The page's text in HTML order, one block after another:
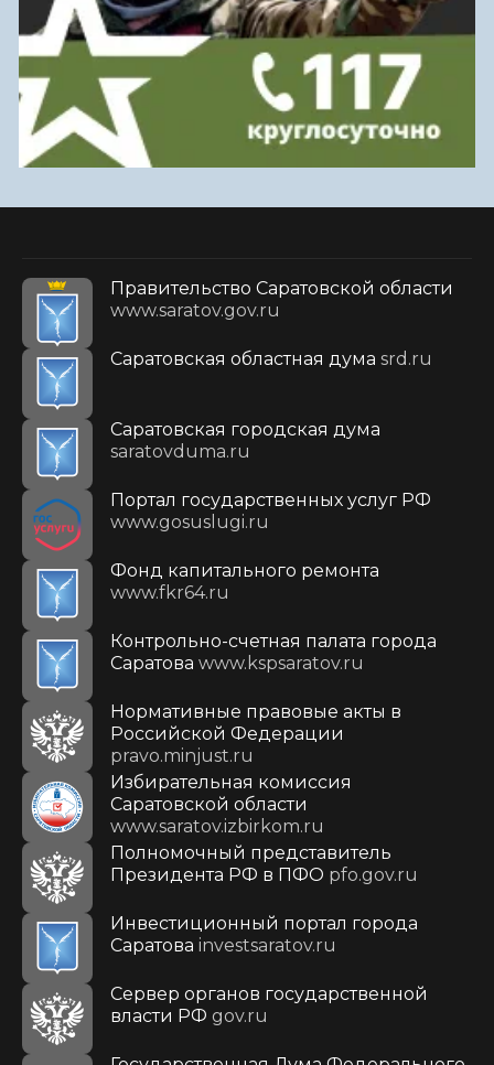
Правительство Саратовской области
www.saratov.gov.ru
Саратовская областная дума srd.ru
Саратовская городская дума
saratovduma.ru
Портал государственных услуг РФ
www.gosuslugi.ru
Фонд капитального ремонта
www.fkr64.ru
Контрольно-счетная палата города
Саратова www.kspsaratov.ru
Нормативные правовые акты в
Российской Федерации
pravo.minjust.ru
Избирательная комиссия
Саратовской области
www.saratov.izbirkom.ru
Полномочный представитель
Президента РФ в ПФО pfo.gov.ru
Инвестиционный портал города
Саратова investsaratov.ru
Сервер органов государственной
власти РФ gov.ru